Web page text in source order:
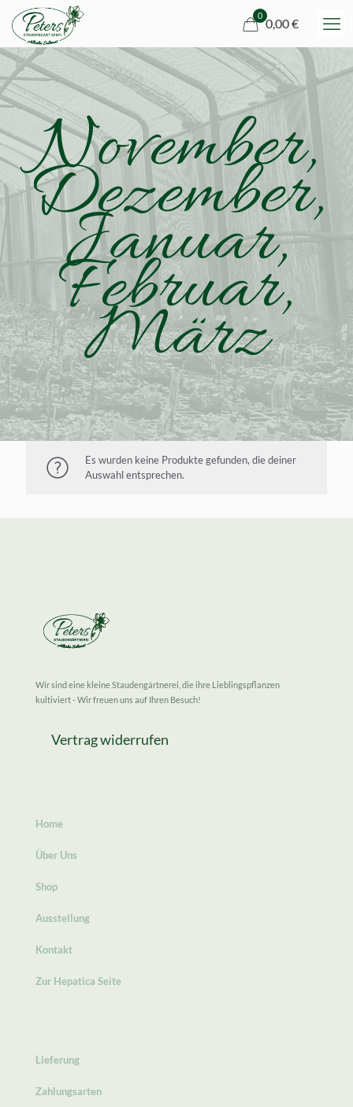
0
0,00 €
November,
Dezember,
Januar,
Februar,
März
Es wurden keine Produkte gefunden, die deiner
Auswahl entsprechen.
Wir sind eine kleine Staudengärtnerei, die ihre Lieblingspflanzen
kultiviert - Wir freuen uns auf Ihren Besuch!
Vertrag widerrufen
Home
Über Uns
Shop
Ausstellung
Kontakt
Zur Hepatica Seite
Lieferung
Zahlungsarten